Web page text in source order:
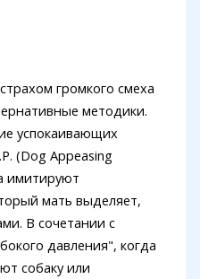
громкого смеха
методики.
успокаивающих
(Dog Appeasing
имитируют
мать выделяет,
В сочетании с
давления", когда
собаку или